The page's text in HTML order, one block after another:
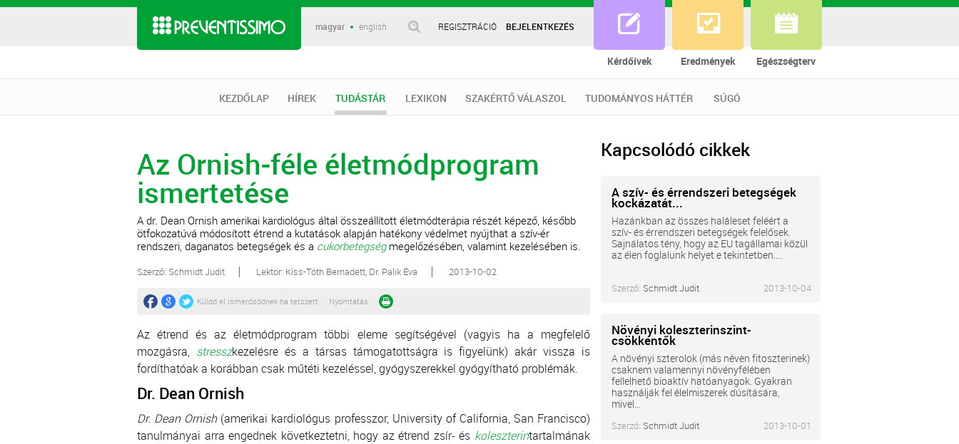
magyar english REGISZTRÁCIÓ BEJELENTKEZÉS
Kérdőívek Eredmények Egészségterv
KEZDŐLAP HÍREK TUDÁSTÁR LEXIKON SZAKÉRTŐ VÁLASZOL TUDOMÁNYOS HÁTTÉR SÚGÓ
Az Ornish-féle életmódprogram
ismertetése
A dr. Dean Ornish amerikai kardiológus által összeállított életmódterápia részét képező, később
ötfokozatúvá módosított étrend a kutatások alapján hatékony védelmet nyújthat a szív-ér
rendszeri, daganatos betegségek és a cukorbetegségmegelőzésében, valamint kezelésében is.
Szerző: Schmidt Judit Lektor: Kiss-Tóth Bernadett, Dr. Palik Éva 2013-10-02
Küldd el ismerősödnek ha tetszett Nyomtatás
Az étrend és az életmódprogram többi eleme segítségével (vagyis ha a megfelelő
mozgásra, stresszkezelésre és a társas támogatottságra is figyelünk) akár vissza is
fordíthatóak a korábban csak műtéti kezeléssel, gyógyszerekkel gyógyítható problémák.
Dr. Dean Ornish
Dr. Dean Ornish(amerikai kardiológus professzor, University of California, San Francisco)
tanulmányai arra engednek következtetni, hogy az étrend zsír- és koleszterintartalmának
Kapcsolódó cikkek
A szív- és érrendszeri betegségek
kockázatát...
Hazánkban az összes haláleset feléért a
szív- és érrendszeri betegségek felelősek.
Sajnálatos tény, hogy az EU tagállamai közül
az élen foglalunk helyet e tekintetben....
Szerző: Schmidt Judit 2013-10-04
Növényi koleszterinszint-
csökkentők
A növényi szterolok (más néven fitoszterinek)
csaknem valamennyi növényfélében
fellelhető bioaktív hatóanyagok. Gyakran
használják fel élelmiszerek dúsítására,
mivel...
Szerző: Schmidt Judit 2013-10-01